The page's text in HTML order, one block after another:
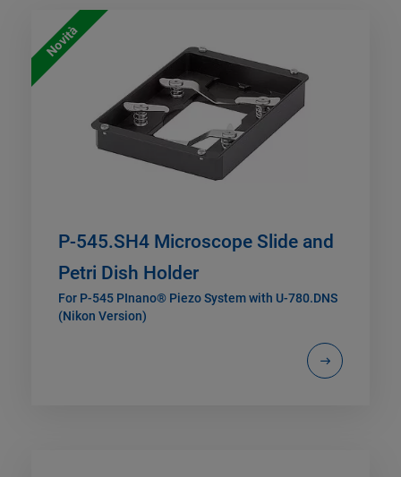
Novità
P-545.SH4 Microscope Slide and
Petri Dish Holder
For P-545 PInano® Piezo System with U-780.DNS
(Nikon Version)